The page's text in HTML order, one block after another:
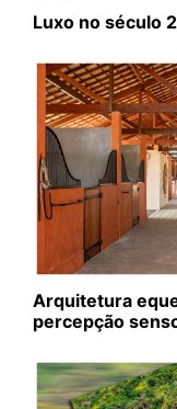
Luxo no século
Arquitetura
percepção